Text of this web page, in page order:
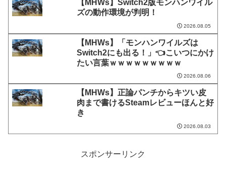
【MHWs】Switch2版モンハンワイル
ズの動作環境が判明！
2026.08.05
【MHWs】「モンハンワイルズは
Switch2にも出る！」👈こいつにかけ
たい言葉ｗｗｗｗｗｗｗｗｗ
2026.08.06
【MHWs】正論パンチからキツい皮
肉まで書けるSteamレビューほんと好
き
2026.08.03
スポンサーリンク